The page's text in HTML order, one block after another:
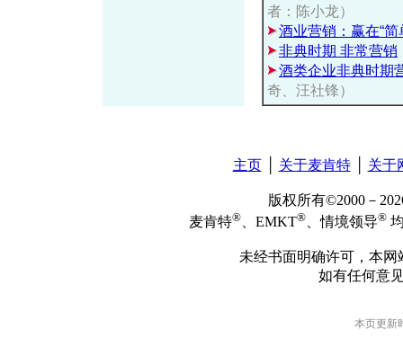
者：陈小龙）
酒业营销：赢在“简
非典时期 非常营销
酒类企业非典时期
奇、汪社锋）
主页│ 关于麦肯特│ 关于
版权所有©2000－
麦肯特® 、EMKT® 、情境领导®
未经书面明确许可，本
如有任何意
本页更新